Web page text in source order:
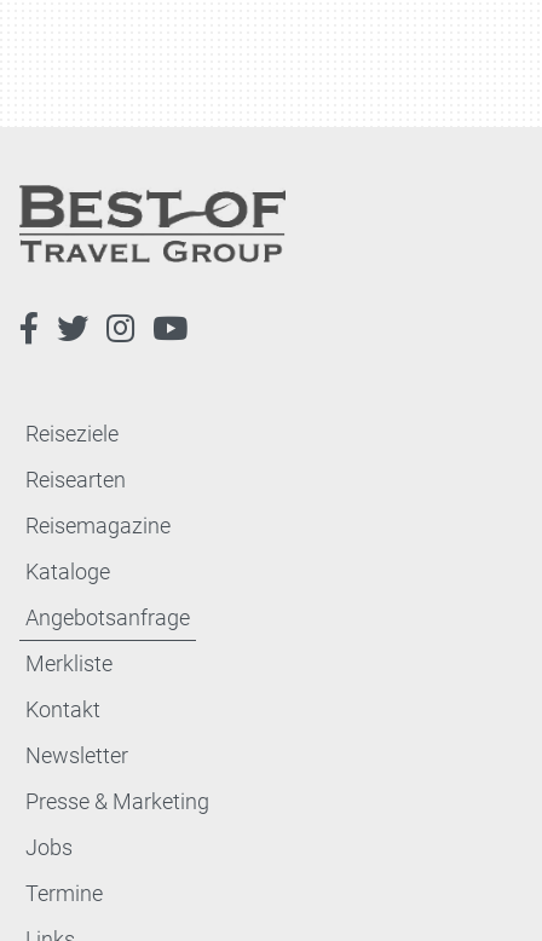
Reiseziele
Reisearten
Reisemagazine
Kataloge
Angebotsanfrage
Merkliste
Kontakt
Newsletter
Presse & Marketing
Jobs
Termine